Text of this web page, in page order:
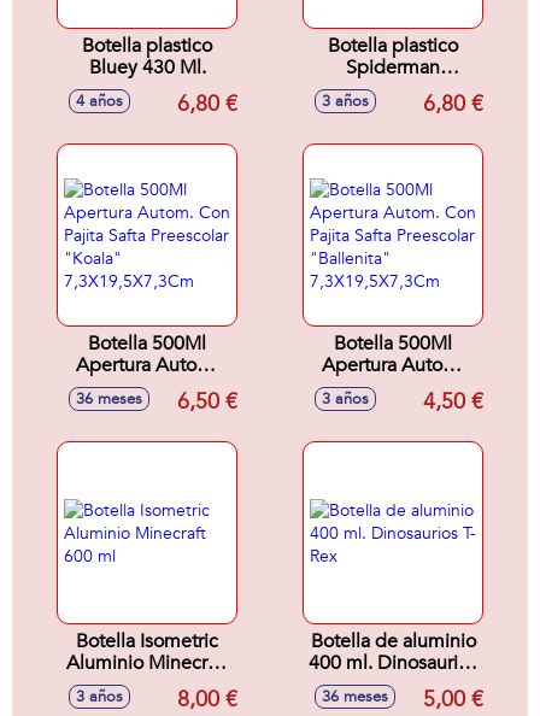
Botella plastico
Bluey 430 Ml.
4 años 6,80 €
Botella plastico
Spiderman
Midnight Flyer 430
3 años 6,80 €
Botella 500Ml
Apertura Autom.
Con Pajita Safta
Preescolar "Koala"
36 meses 6,50 €
Botella 500Ml
Apertura Autom.
Con Pajita Safta
Preescolar
3 años 4,50 €
Botella Isometric
Aluminio Minecraft
600 ml
3 años 8,00 €
Botella de aluminio
400 ml. Dinosaurios
T-Rex
36 meses 5,00 €